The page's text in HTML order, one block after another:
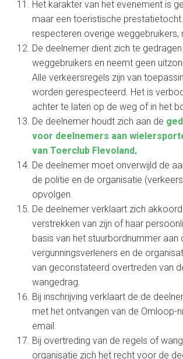
Het karakter van het evenement is
maar een toeristische
respecteren overige weggebruikers,
De deelnemer dient zich te
weggebruikers en neemt geen
Alle verkeersregels zijn van
worden gerespecteerd. Het is
achter te laten op de weg of in het
De deelnemer houdt zich aan de
voor deelnemers aan
van Toerclub Flevoland.
De deelnemer moet onverwijld de
de politie en de organisatie
opvolgen.
De deelnemer verklaart zich
verstrekken van zijn of haar
basis van het stuurbordnummer aan
vergunningsverleners en de
van geconstateerd overtreden van
wangedrag.
Bij inschrijving verklaart de de
met het ontvangen van de Omloop-
email.
Bij overtreding van de regels of
organisatie zich het recht voor de